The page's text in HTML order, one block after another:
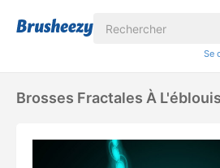
Se
Brosses Fractales À